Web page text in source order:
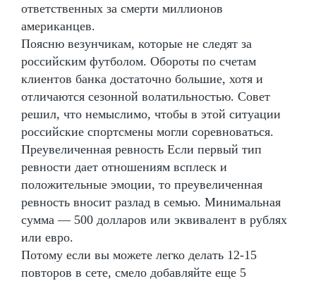
ответственных за смерти миллионов
американцев.
Поясню везунчикам, которые не следят за
российским футболом. Обороты по счетам
клиентов банка достаточно большие, хотя и
отличаются сезонной волатильностью. Совет
решил, что немыслимо, чтобы в этой ситуации
российские спортсмены могли соревноваться.
Преувеличенная ревность Если первый тип
ревности дает отношениям всплеск и
положительные эмоции, то преувеличенная
ревность вносит разлад в семью. Минимальная
сумма — 500 долларов или эквивалент в рублях
или евро.
Потому если вы можете легко делать 12-15
повторов в сете, смело добавляйте еще 5